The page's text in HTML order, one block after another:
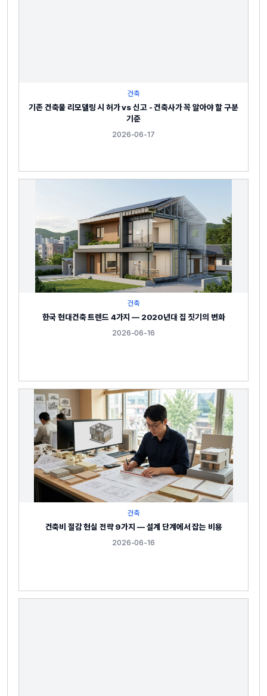
건축
기존 건축물 리모델링 시 허가 vs 신고 - 건축사가 꼭 알아야 할 구분
기준
2026-06-17
건축
한국 현대건축 트렌드 4가지 — 2020년대 집 짓기의 변화
2026-06-16
건축
건축비 절감 현실 전략 9가지 — 설계 단계에서 잡는 비용
2026-06-16